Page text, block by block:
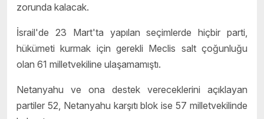
zorunda kalacak.
İsrail'de 23 Mart'ta yapılan seçimlerde hiçbir parti,
hükümeti kurmak için gerekli Meclis salt çoğunluğu
olan 61 milletvekiline ulaşamamıştı.
Netanyahu ve ona destek vereceklerini açıklayan
partiler 52, Netanyahu karşıtı blok ise 57 milletvekilinde